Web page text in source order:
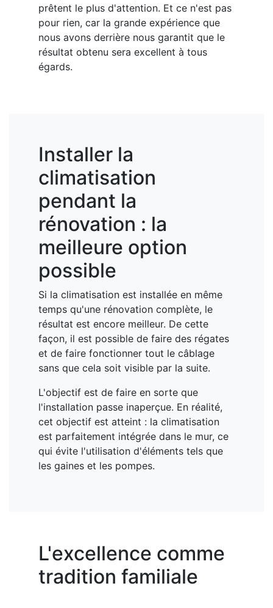
prêtent le plus d'attention. Et ce n'est pas
pour rien, car la grande expérience que
nous avons derrière nous garantit que le
résultat obtenu sera excellent à tous
égards.
Installer la
climatisation
pendant la
rénovation : la
meilleure option
possible
Si la climatisation est installée en même
temps qu'une rénovation complète, le
résultat est encore meilleur. De cette
façon, il est possible de faire des régates
et de faire fonctionner tout le câblage
sans que cela soit visible par la suite.
L'objectif est de faire en sorte que
l'installation passe inaperçue. En réalité,
cet objectif est atteint : la climatisation
est parfaitement intégrée dans le mur, ce
qui évite l'utilisation d'éléments tels que
les gaines et les pompes.
L'excellence comme
tradition familiale